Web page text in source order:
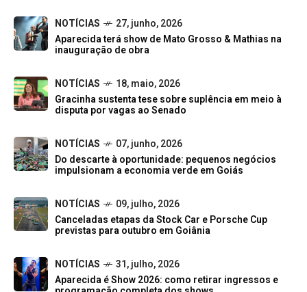
NOTÍCIAS
27, junho, 2026
Aparecida terá show de Mato Grosso & Mathias na
inauguração de obra
NOTÍCIAS
18, maio, 2026
Gracinha sustenta tese sobre suplência em meio à
disputa por vagas ao Senado
NOTÍCIAS
07, junho, 2026
Do descarte à oportunidade: pequenos negócios
impulsionam a economia verde em Goiás
NOTÍCIAS
09, julho, 2026
Canceladas etapas da Stock Car e Porsche Cup
previstas para outubro em Goiânia
NOTÍCIAS
31, julho, 2026
Aparecida é Show 2026: como retirar ingressos e